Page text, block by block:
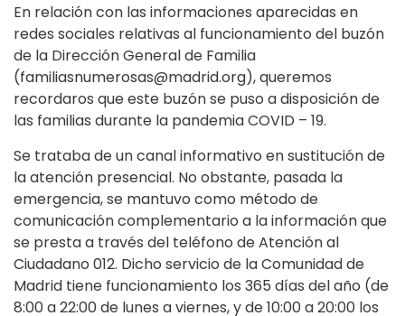
En relación con las informaciones aparecidas en
redes sociales relativas al funcionamiento del buzón
de la Dirección General de Familia
(familiasnumerosas@madrid.org), queremos
recordaros que este buzón se puso a disposición de
las familias durante la pandemia COVID – 19.
Se trataba de un canal informativo en sustitución de
la atención presencial. No obstante, pasada la
emergencia, se mantuvo como método de
comunicación complementario a la información que
se presta a través del teléfono de Atención al
Ciudadano 012. Dicho servicio de la Comunidad de
Madrid tiene funcionamiento los 365 días del año (de
8:00 a 22:00 de lunes a viernes, y de 10:00 a 20:00 los